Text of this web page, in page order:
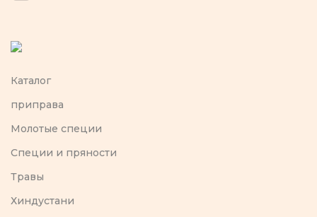
Каталог
приправа
Молотые специи
Специи и пряности
Травы
Хиндустани